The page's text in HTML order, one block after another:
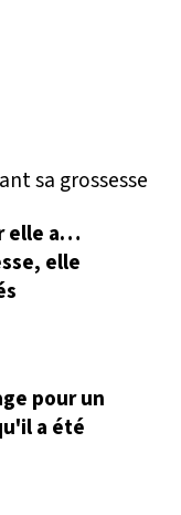
elle a…
elle
pour un
a été